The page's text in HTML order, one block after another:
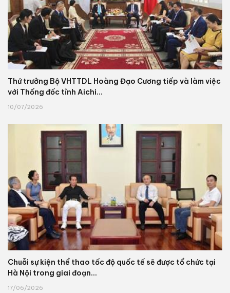
Thứ trưởng Bộ VHTTDL Hoàng Đạo Cương tiếp và làm việc
với Thống đốc tỉnh Aichi...
10/07/2026
Chuỗi sự kiện thể thao tốc độ quốc tế sẽ được tổ chức tại
Hà Nội trong giai đoạn...
17/06/2026